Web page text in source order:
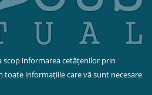
scop informarea cetățenilor prin
toate informațiile care vă sunt necesare